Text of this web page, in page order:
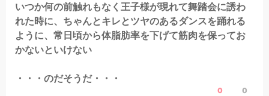
いつか何の前触れもなく王子様が現れて舞踏会に誘わ
れた時に、ちゃんとキレとツヤのあるダンスを踊れる
ように、常日頃から体脂肪率を下げて筋肉を保ってお
かないといけない
・・・のだそうだ・・・
0 0